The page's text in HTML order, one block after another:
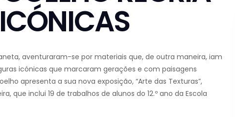
aventuraram-se por materiais que, de outra maneira, iam
icónicas que marcaram gerações e com paisagens
apresenta a sua nova exposição, “Arte das Texturas”,
que inclui 19 de trabalhos de alunos do 12.º ano da Escola